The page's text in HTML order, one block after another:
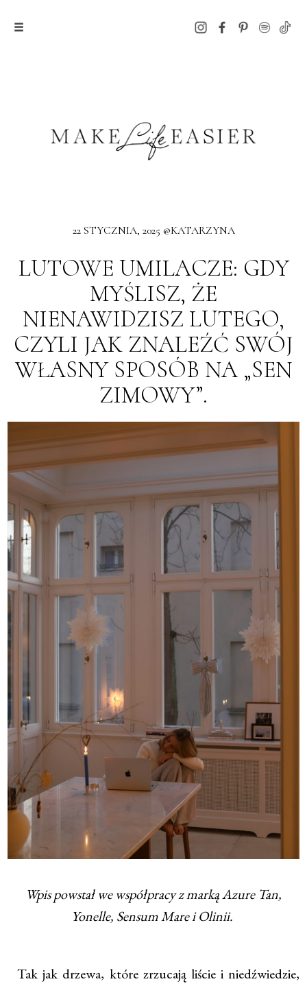
22 STYCZNIA, 2025 @KATARZYNA
LUTOWE UMILACZE: GDY
MYŚLISZ, ŻE
NIENAWIDZISZ LUTEGO,
CZYLI JAK ZNALEŹĆ SWÓJ
WŁASNY SPOSÓB NA „SEN
ZIMOWY”.
Wpis powstał we współpracy z marką Azure Tan,
Yonelle, Sensum Mare i Olinii.
Tak jak drzewa, które zrzucają liście i niedźwiedzie,